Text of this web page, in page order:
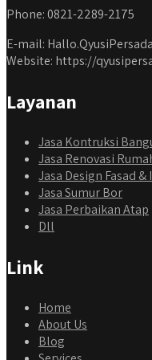
Phone: 0821-2289-2175
E-mail:
Website: https://
Layanan
Jasa Kontruksi
Jasa Renovasi
Jasa Design Fasad
Jasa Sumur Bor
Jasa Perbaikan Atap
Dll
Link
Home
About Us
Blog